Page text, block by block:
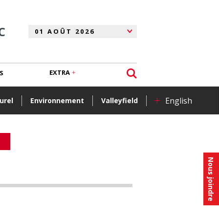
Nous joindre
Environnement Valleyfield + English
EXTRA